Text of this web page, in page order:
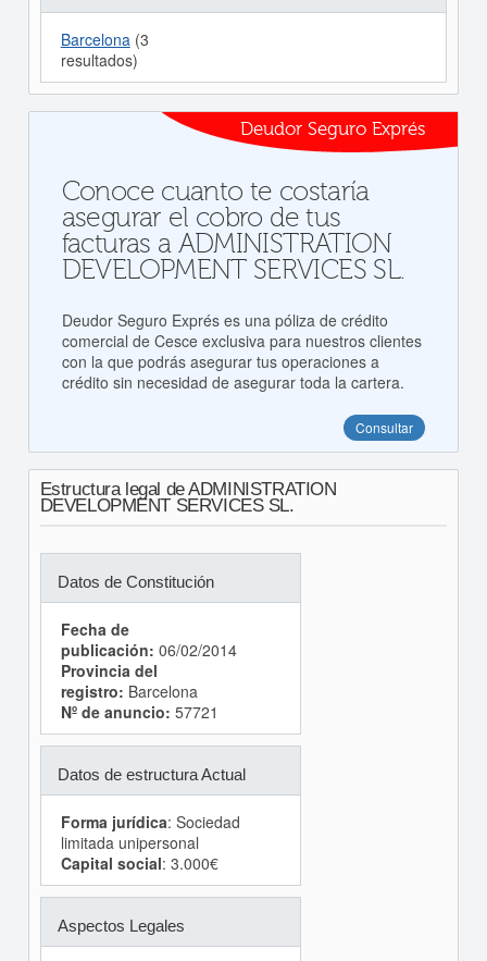
Barcelona(3
resultados)
Deudor Seguro Exprés
Conoce cuanto te costaría
asegurar el cobro de tus
facturas a ADMINISTRATION
DEVELOPMENT SERVICES SL.
Deudor Seguro Exprés es una póliza de crédito
comercial de Cesce exclusiva para nuestros clientes
con la que podrás asegurar tus operaciones a
crédito sin necesidad de asegurar toda la cartera.
Consultar
Estructura legal de ADMINISTRATION
DEVELOPMENT SERVICES SL.
Datos de Constitución
Fecha de
publicación: 06/02/2014
Provincia del
registro: Barcelona
Nº de anuncio: 57721
Datos de estructura Actual
Forma jurídica: Sociedad
limitada unipersonal
Capital social: 3.000€
Aspectos Legales